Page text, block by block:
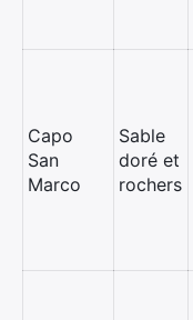
Capo
San
Marco
Sable
doré et
rochers